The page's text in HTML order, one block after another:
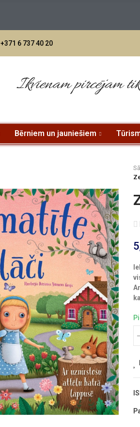
+371 6 737 40 20
Ikvienam pircējam
Bērniem un jauniešiem